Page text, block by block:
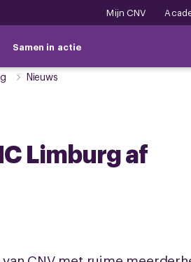
Mijn CNV
Samen in actie
Nieuws
Limburg af